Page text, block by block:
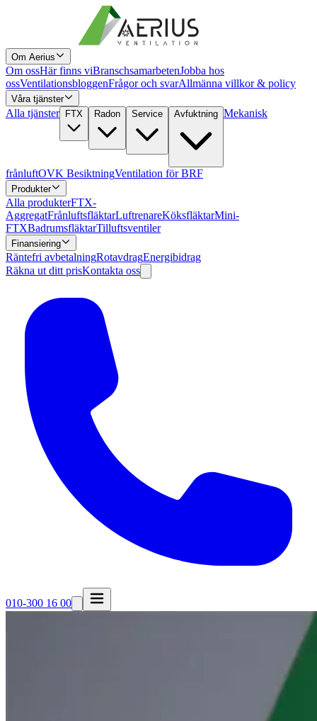
Om Aerius
Om ossHär finns viBranschsamarbetenJobba hos
ossVentilationsbloggenFrågor och svarAllmänna villkor & policy
Våra tjänster
Alla tjänster FTX Radon Service Avfuktning Mekanisk
frånluftOVK BesiktningVentilation för BRF
Produkter
Alla produkterFTX-
AggregatFrånluftsfläktarLuftrenareKöksfläktarMini-
FTXBadrumsfläktarTilluftsventiler
Finansiering
Räntefri avbetalningRotavdragEnergibidrag
Räkna ut ditt prisKontakta oss
010-300 16 00